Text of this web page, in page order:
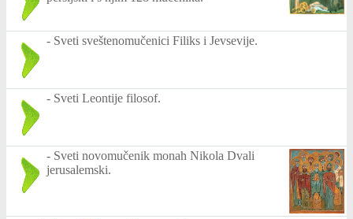
- Sveti sveštenomučenici Filiks i Jevsevije.
- Sveti Leontije filosof.
- Sveti novomučenik monah Nikola Dvali
jerusalemski.